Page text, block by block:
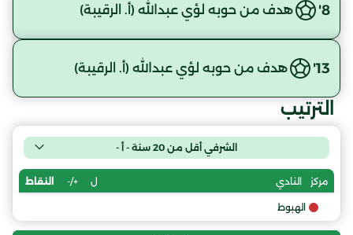
8' هدف من حوبه لؤي عبدالله (أ. الرقيبة)
13' هدف من حوبه لؤي عبدالله (أ. الرقيبة)
الترتيب
الشرفي أقل من 20 سنة - أ -
مركز النادي ل +/- النقاط
الهبوط